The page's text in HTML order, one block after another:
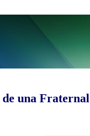
una